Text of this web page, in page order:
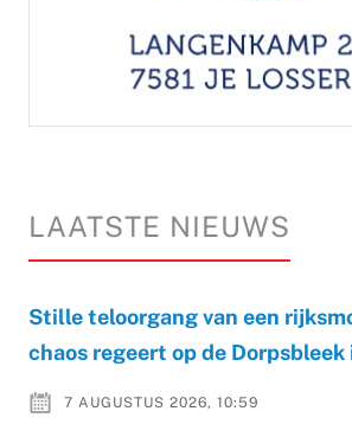
LAATSTE NIEUWS
Stille teloorgang van een
chaos regeert op de Dorpsbleek
7 AUGUSTUS 2026, 10:59